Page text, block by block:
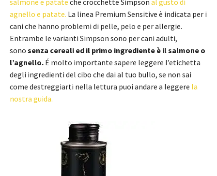
agnello e patate. La linea Premium Sensitive è indicata per i
cani che hanno problemi di pelle, pelo e per allergie.
Entrambe le varianti Simpson sono per cani adulti,
sono senza cereali ed il primo ingrediente è ilsalmone o
l’agnello. É molto importante sapere leggere l’etichetta
degli ingredienti del cibo che dai al tuo bullo, se non sai
come destreggiarti nella lettura puoi andare a leggere la
nostra guida.